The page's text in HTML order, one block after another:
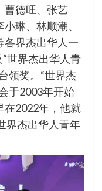
曹德旺、张艺
琳、林顺潮、
各界杰出华人一
“世界杰出华人青
领奖。“世界杰
于2003年开始
在2022年，他就
界杰出华人青年